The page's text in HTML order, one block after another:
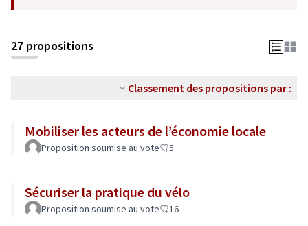
27 propositions
Classement des propositions par :
Mobiliser les acteurs de l’économie locale
Proposition soumise au vote 5
Sécuriser la pratique du vélo
Proposition soumise au vote 16